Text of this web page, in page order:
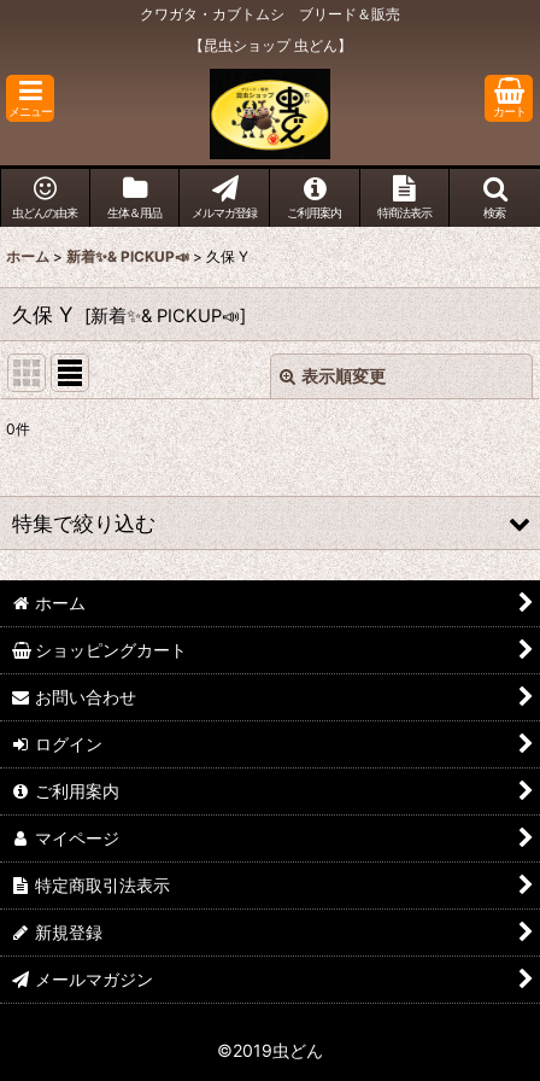
クワガタ・カブトムシ ブリード＆販売
【昆虫ショップ 虫どん】
メニュー カート
虫どんの由来 生体＆用品 メルマガ登録 ご利用案内 特商法表示 検索
ホーム > 新着✨& PICKUP📣 > 久保 Y
久保 Y [新着✨& PICKUP📣]
表示順変更
表示数:
在庫あり
並び順:
閉じる
0件
特集で絞り込む
なみぞう
採集個体
KBファーム
フジコン
植田 K
田畑 Y
中村 T
ホーム
ショッピングカート
お問い合わせ
ログイン
ご利用案内
マイページ
特定商取引法表示
新規登録
メールマガジン
©2019虫どん